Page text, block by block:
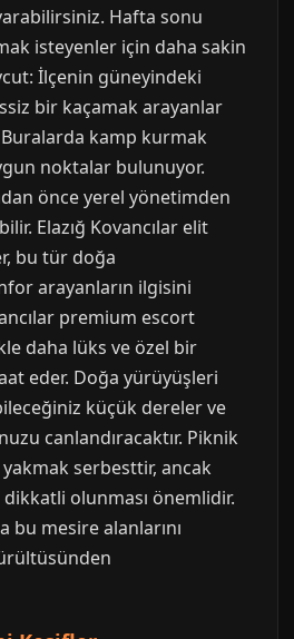
Hafta sonu
isteyenler için daha sakin
İlçenin güneyindeki
bir kaçamak arayanlar
kamp kurmak
noktalar bulunuyor.
önce yerel yönetimden
Elazığ Kovancılar elit
bu tür doğa
arayanların ilgisini
premium escort
daha lüks ve özel bir
eder. Doğa yürüyüşleri
küçük dereler ve
canlandıracaktır. Piknik
serbesttir, ancak
dikkatli olunması önemlidir.
bu mesire alanlarını